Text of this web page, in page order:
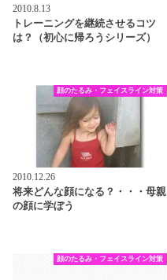
2010.8.13
トレーニングを継続させるコツ
は？（初心に帰ろうシリーズ）
顔のたるみ・フェイスライン対策
2010.12.26
将来どんな顔になる？・・・母親
の顔に学ぼう
顔のたるみ・フェイスライン対策